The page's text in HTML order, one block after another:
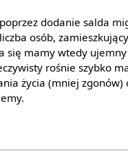
dodanie salda
osób,
się mamy wtedy
rośnie szybko
życia (mniej